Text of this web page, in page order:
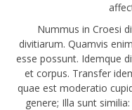
Nummus in Croesi
divitiarum. Quamvis
esse possunt. Idemque
et corpus. Transfer
quae est moderatio
genere; Illa sunt